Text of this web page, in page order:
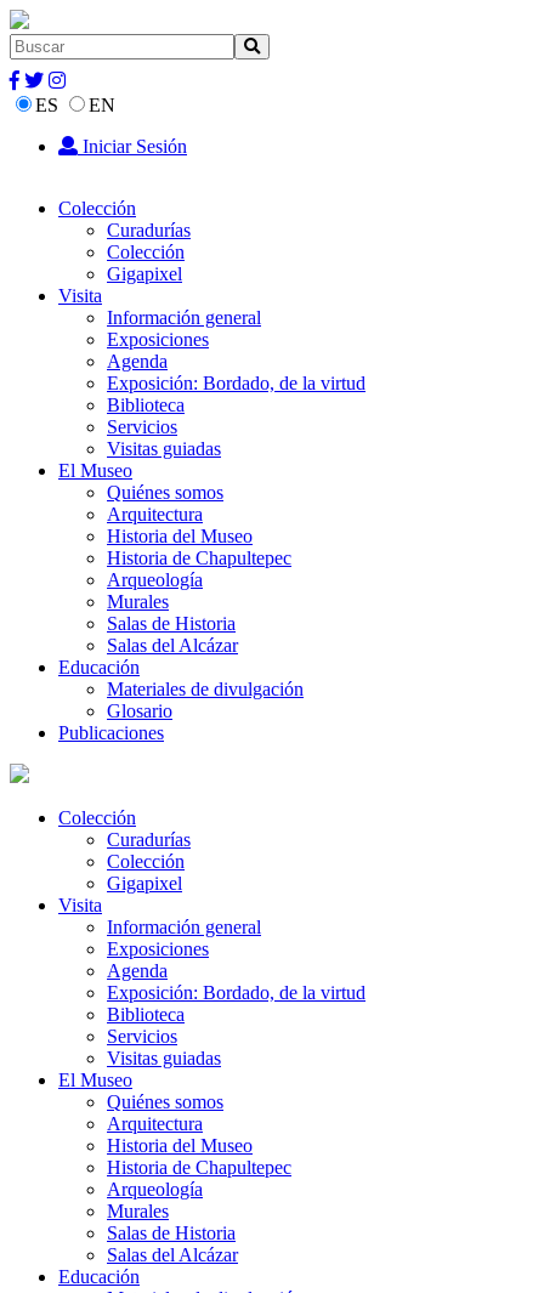
ES
EN
Iniciar Sesión
Colección
Curadurías
Colección
Gigapixel
Visita
Información general
Exposiciones
Agenda
Exposición: Bordado, de la virtud
Biblioteca
Servicios
Visitas guiadas
El Museo
Quiénes somos
Arquitectura
Historia del Museo
Historia de Chapultepec
Arqueología
Murales
Salas de Historia
Salas del Alcázar
Educación
Materiales de divulgación
Glosario
Publicaciones
Colección
Curadurías
Colección
Gigapixel
Visita
Información general
Exposiciones
Agenda
Exposición: Bordado, de la virtud
Biblioteca
Servicios
Visitas guiadas
El Museo
Quiénes somos
Arquitectura
Historia del Museo
Historia de Chapultepec
Arqueología
Murales
Salas de Historia
Salas del Alcázar
Educación